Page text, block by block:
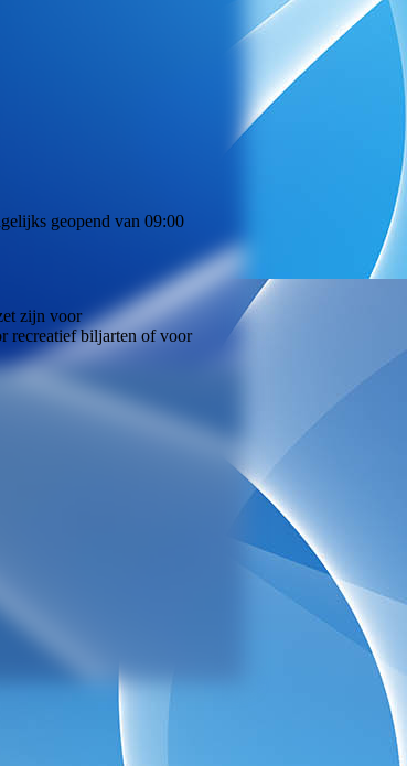
geopend van 09:00
zijn voor
recreatief biljarten of voor